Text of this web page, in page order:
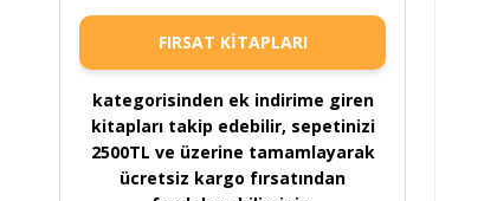
FIRSAT KİTAPLARI
kategorisinden ek indirime giren
kitapları takip edebilir, sepetinizi
2500TL ve üzerine tamamlayarak
ücretsiz kargo fırsatından